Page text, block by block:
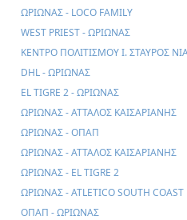
ΩΡΙΩΝΑΣ - LOCO FAMILY
WEST PRIEST - ΩΡΙΩΝΑΣ
ΚΕΝΤΡΟ ΠΟΛΙΤΙΣΜΟΥ Ι. ΣΤΑΥΡΟΣ
DHL - ΩΡΙΩΝΑΣ
EL TIGRE 2 - ΩΡΙΩΝΑΣ
ΩΡΙΩΝΑΣ - ΑΤΤΑΛΟΣ ΚΑΙΣΑΡΙΑΝΗΣ
ΩΡΙΩΝΑΣ - ΟΠΑΠ
ΩΡΙΩΝΑΣ - ΑΤΤΑΛΟΣ ΚΑΙΣΑΡΙΑΝΗΣ
ΩΡΙΩΝΑΣ - EL TIGRE 2
ΩΡΙΩΝΑΣ - ATLETICO SOUTH COAST
ΟΠΑΠ - ΩΡΙΩΝΑΣ